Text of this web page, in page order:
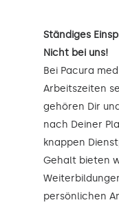
Ständiges
Nicht bei uns!
Bei Pacura
Arbeitszeiten
gehören Dir
nach Deiner
knappen
Gehalt bieten
persönlichen